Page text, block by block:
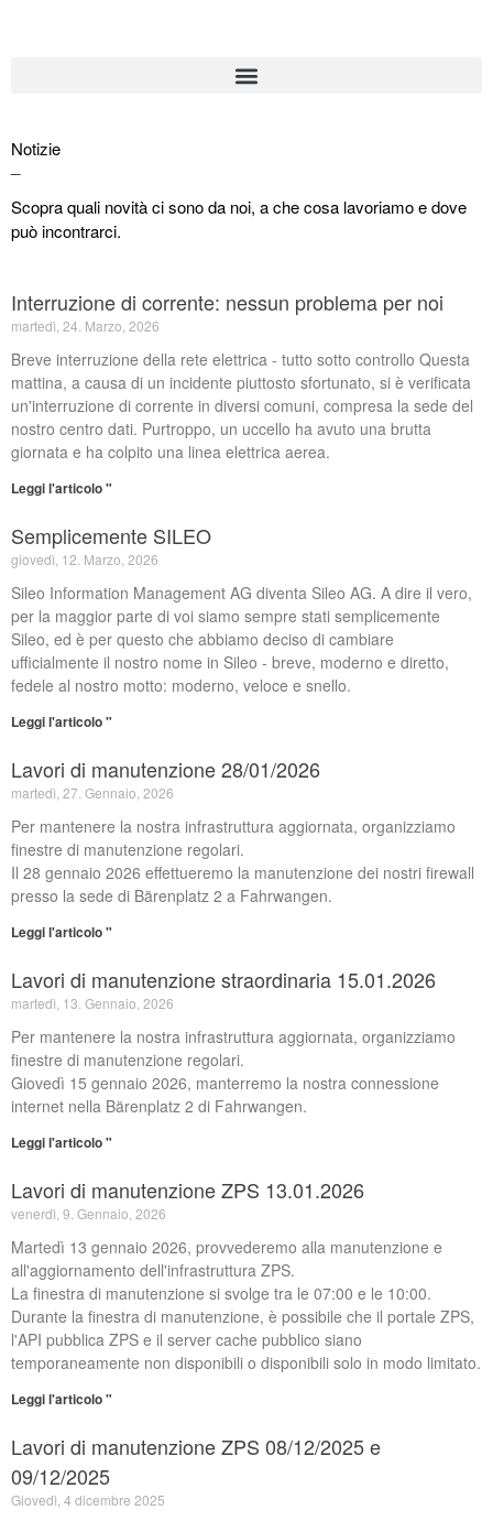
Lavori di manutenzione ZPS il
Interruzione di corrente:
nessun problema per noi
Semplicemente SILEO
Lavori di manutenzione
Notizie
Scopra quali novità ci sono da noi, a che cosa lavoriamo e dove
può incontrarci.
Interruzione di corrente: nessun problema per noi
martedì, 24. Marzo, 2026
Breve interruzione della rete elettrica - tutto sotto controllo Questa
mattina, a causa di un incidente piuttosto sfortunato, si è verificata
un'interruzione di corrente in diversi comuni, compresa la sede del
nostro centro dati. Purtroppo, un uccello ha avuto una brutta
giornata e ha colpito una linea elettrica aerea.
Leggi l'articolo "
Semplicemente SILEO
giovedì, 12. Marzo, 2026
Sileo Information Management AG diventa Sileo AG. A dire il vero,
per la maggior parte di voi siamo sempre stati semplicemente
Sileo, ed è per questo che abbiamo deciso di cambiare
ufficialmente il nostro nome in Sileo - breve, moderno e diretto,
fedele al nostro motto: moderno, veloce e snello.
Leggi l'articolo "
Lavori di manutenzione 28/01/2026
martedì, 27. Gennaio, 2026
Per mantenere la nostra infrastruttura aggiornata, organizziamo
finestre di manutenzione regolari.
Il 28 gennaio 2026 effettueremo la manutenzione dei nostri firewall
presso la sede di Bärenplatz 2 a Fahrwangen.
Leggi l'articolo "
Lavori di manutenzione straordinaria 15.01.2026
martedì, 13. Gennaio, 2026
Per mantenere la nostra infrastruttura aggiornata, organizziamo
finestre di manutenzione regolari.
Giovedì 15 gennaio 2026, manterremo la nostra connessione
internet nella Bärenplatz 2 di Fahrwangen.
Leggi l'articolo "
Lavori di manutenzione ZPS 13.01.2026
venerdì, 9. Gennaio, 2026
Martedì 13 gennaio 2026, provvederemo alla manutenzione e
all'aggiornamento dell'infrastruttura ZPS.
La finestra di manutenzione si svolge tra le 07:00 e le 10:00.
Durante la finestra di manutenzione, è possibile che il portale ZPS,
l'API pubblica ZPS e il server cache pubblico siano
temporaneamente non disponibili o disponibili solo in modo limitato.
Leggi l'articolo "
Lavori di manutenzione ZPS 08/12/2025 e
09/12/2025
Giovedì, 4 dicembre 2025